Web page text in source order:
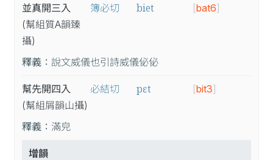
並真開三入
(幫組質A韻臻
攝)
簿必切 biet [bat6]
釋義： 說文威儀也引詩威儀佖佖
幫先開四入
(幫組屑韻山攝)
必結切 pɛt [bit3]
釋義： 滿皃
增韻